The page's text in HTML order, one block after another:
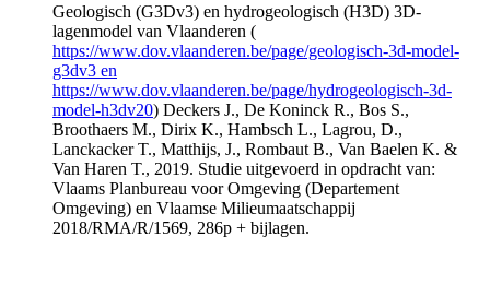
Geologisch (G3Dv3) en hydrogeologisch (H3D) 3D-
lagenmodel van Vlaanderen (
https://www.dov.vlaanderen.be/page/geologisch-3d-model-
g3dv3 en
https://www.dov.vlaanderen.be/page/hydrogeologisch-3d-
model-h3dv20) Deckers J., De Koninck R., Bos S.,
Broothaers M., Dirix K., Hambsch L., Lagrou, D.,
Lanckacker T., Matthijs, J., Rombaut B., Van Baelen K. &
Van Haren T., 2019. Studie uitgevoerd in opdracht van:
Vlaams Planbureau voor Omgeving (Departement
Omgeving) en Vlaamse Milieumaatschappij
2018/RMA/R/1569, 286p + bijlagen.